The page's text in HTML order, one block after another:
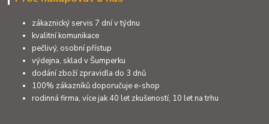
zákaznický servis 7 dní v týdnu
kvalitní komunikace
pečlivý, osobní přístup
výdejna, sklad v Šumperku
dodání zboží zpravidla do 3 dnů
100% zákazníků doporučuje e-shop
rodinná firma, více jak 40 let zkušeností, 10 let na trhu